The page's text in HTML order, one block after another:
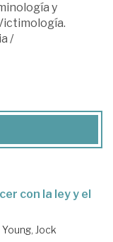
y
/
con la ley y el
Young, Jock